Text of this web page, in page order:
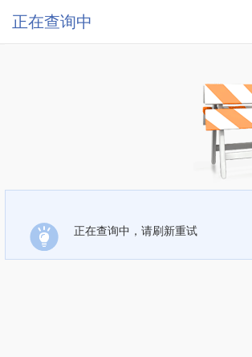
正在查询中
正在查询中，请刷新重试